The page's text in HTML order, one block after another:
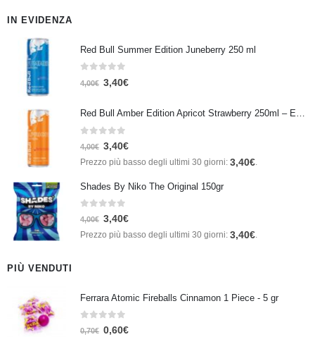
IN EVIDENZA
Red Bull Summer Edition Juneberry 250 ml
Su 5
4,00€ 3,40€
Red Bull Amber Edition Apricot Strawberry 250ml – Energy Drink Albicocca e Fragola
Su 5
4,00€ 3,40€
Prezzo più basso degli ultimi 30 giorni: 3,40€
Shades By Niko The Original 150gr
Su 5
4,00€ 3,40€
Prezzo più basso degli ultimi 30 giorni: 3,40€.
PIÙ VENDUTI
Ferrara Atomic Fireballs Cinnamon 1 Piece - 5 gr
Su 5
0,70€ 0,60€